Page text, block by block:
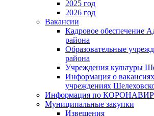
2025 год
2026 год
Вакансии
Кадровое обеспечение
района
Образовательные
района
Учреждения культуры
Информация о
учреждениях
Информация по
Муниципальные закупки
Извещения